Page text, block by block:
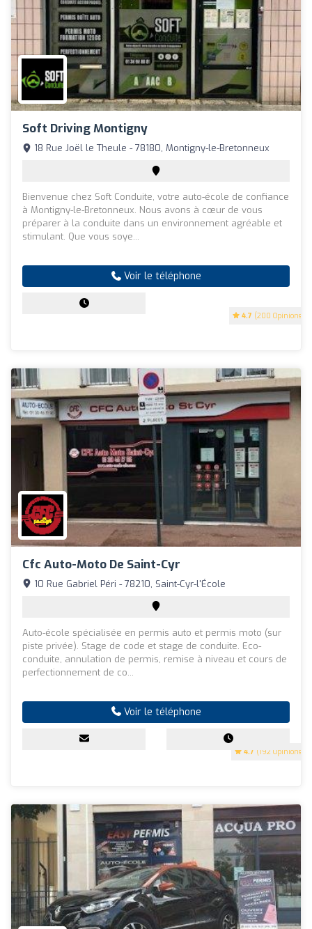
Soft Driving Montigny
4.7 (200 Opinions)
18 Rue Joël le Theule - 78180, Montigny-le-Bretonneux
Bienvenue chez Soft Conduite, votre auto-école de confiance
à Montigny-le-Bretonneux. Nous avons à cœur de vous
préparer à la conduite dans un environnement agréable et
stimulant. Que vous soye...
Voir le téléphone
Cfc Auto-Moto De Saint-Cyr
4.7 (192 Opinions)
10 Rue Gabriel Péri - 78210, Saint-Cyr-l'École
Auto-école spécialisée en permis auto et permis moto (sur
piste privée). Stage de code et stage de conduite. Eco-
conduite, annulation de permis, remise à niveau et cours de
perfectionnement de co...
Voir le téléphone